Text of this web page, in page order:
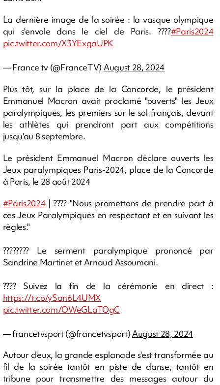
La dernière image de la soirée : la vasque olympique
qui s'envole dans le ciel de Paris. ????#Paris2024
pic.twitter.com/X3YExgaUPK
— France tv (@FranceTV) August 28, 2024
Plus tôt, sur la place de la Concorde, le président
Emmanuel Macron avait proclamé "ouverts" les Jeux
paralympiques, les premiers sur le sol français, devant
les athlètes qui prendront part aux compétitions
jusqu'au 8 septembre.
Le président Emmanuel Macron déclare ouverts les
Jeux paralympiques Paris-2024, place de la Concorde
à Paris, le 28 août 2024
#Paris2024| ????️ "Nous promettons de prendre part à
ces Jeux Paralympiques en respectant et en suivant les
règles."
???????? Le serment paralympique prononcé par
Sandrine Martinet et Arnaud Assoumani.
???? Suivez la fin de la cérémonie en direct :
https://t.co/ySan6L4UMX
pic.twitter.com/OWeGLaTOgC
— francetvsport (@francetvsport)August 28, 2024
Autour d'eux, la grande esplanade s'est transformée au
fil de la soirée tantôt en piste de danse, tantôt en
tribune pour transmettre des messages autour du